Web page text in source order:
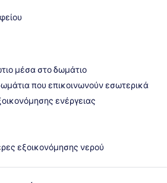
μέσα στο δωμάτιο
που επικοινωνούν εσωτερικά
ενέργειας
εξοικονόμησης νερού